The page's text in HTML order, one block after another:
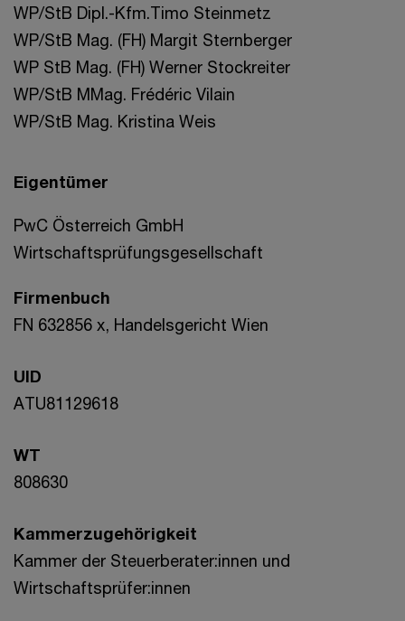
WP/StB Dipl.-Kfm.Timo Steinmetz
WP/StB Mag. (FH) Margit Sternberger
WP StB Mag. (FH) Werner Stockreiter
WP/StB MMag. Frédéric Vilain
WP/StB Mag. Kristina Weis
Eigentümer
PwC Österreich GmbH
Wirtschaftsprüfungsgesellschaft
Firmenbuch
FN 632856 x, Handelsgericht Wien
UID
ATU81129618
WT
808630
Kammerzugehörigkeit
Kammer der Steuerberater:innen und
Wirtschaftsprüfer:innen